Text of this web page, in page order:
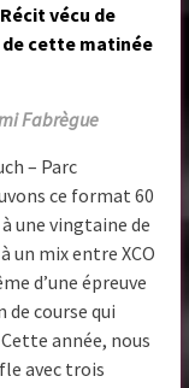
vécu de
cette matinée
Fabrègue
– Parc
ce format 60
une vingtaine de
un mix entre XCO
d’une épreuve
de course qui
année, nous
avec trois